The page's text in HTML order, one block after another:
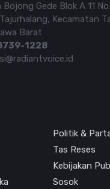
Gede Blok A 11
Kecamatan
Barat
1228
Politik &
Tas Reses
Kebijakan
Sosok